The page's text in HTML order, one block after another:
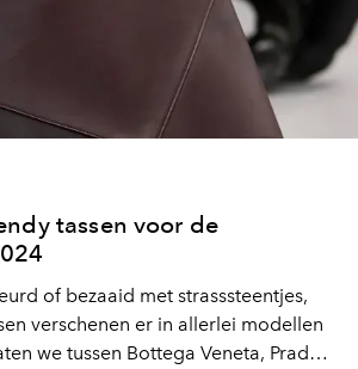
tassen voor de
of bezaaid met strasssteentjes,
verschenen er in allerlei modellen
we tussen Bottega Veneta, Prada,